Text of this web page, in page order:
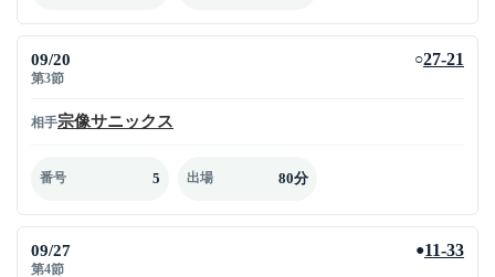
09/20
第3節
○27-21
相手宗像サニックス
番号 5 出場 80分
09/27
第4節
●11-33